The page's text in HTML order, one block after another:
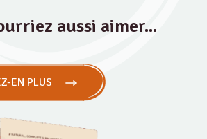
aussi aimer...
EN PLUS